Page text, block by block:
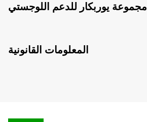
مجموعة يوربكار للدعم اللوجستي
المعلومات القانونية